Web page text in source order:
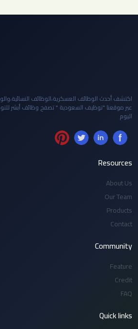
اكتشف أحدث الوظائف العسكرية،الوظائف
عبر موقعنا "توظيف السعودية " تصفح وظائف أبشر
اليوم
Resources
About Us
Our Team
Products
Contact
Community
Feature
Credit
FAQ
Quick links